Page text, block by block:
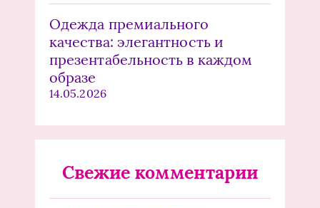
Одежда премиального
качества: элегантность и
презентабельность в каждом
образе
14.05.2026
Свежие комментарии